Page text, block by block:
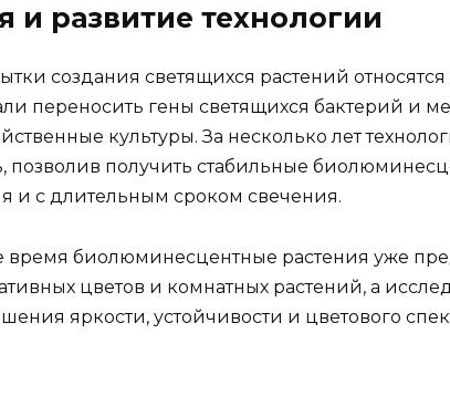
и развитие технологии
создания светящихся растений относятся
переносить гены светящихся бактерий и
культуры. За несколько лет
позволив получить стабильные
и с длительным сроком свечения.
время биолюминесцентные растения уже
цветов и комнатных растений, а
яркости, устойчивости и цветового